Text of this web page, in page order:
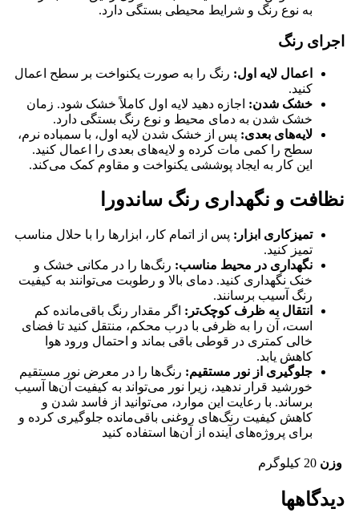
به نوع رنگ و شرایط محیطی بستگی دارد.
اجرای رنگ
اعمال لایه اول: رنگ را به صورت یکنواخت بر سطح اعمال
کنید.
خشک شدن: اجازه دهید لایه اول کاملاً خشک شود. زمان
خشک شدن به دمای محیط و نوع رنگ بستگی دارد.
لایه‌های بعدی: پس از خشک شدن لایه اول، با سمباده نرم،
سطح را کمی مات کرده و لایه‌های بعدی را اعمال کنید.
این کار به ایجاد پوششی یکنواخت و مقاوم کمک می‌کند.
نظافت و نگهداری رنگ ساندورا
تمیزکاری ابزار : پس از اتمام کار، ابزارها را با حلال مناسب
تمیز کنید.
نگهداری در محیط مناسب: رنگ‌ها را در مکانی خشک و
خنک نگهداری کنید. دمای بالا و رطوبت می‌توانند به کیفیت
رنگ آسیب برسانند.
انتقال به ظرف کوچک‌تر : اگر مقدار رنگ باقی‌مانده کم
است، آن را به ظرفی با درب محکم، منتقل کنید تا فضای
خالی کمتری در قوطی باقی بماند و احتمال ورود هوا
کاهش یابد.
جلوگیری از نور مستقیم: رنگ‌ها را در معرض نور مستقیم
خورشید قرار ندهید، زیرا نور می‌تواند به کیفیت آن‌ها آسیب
برساند. با رعایت این موارد، می‌توانید از فاسد شدن و
کاهش کیفیت رنگ‌های روغنی باقی‌مانده جلوگیری کرده و
برای پروژه‌های آینده از آن‌ها استفاده کنید
وزن 20 کیلوگرم
دیدگاهها